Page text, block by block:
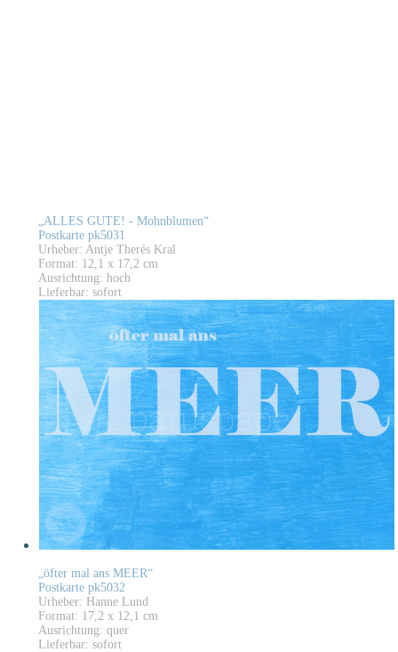
„ALLES GUTE! - Mohnblumen“
Postkarte pk5031
Urheber: Antje Therés Kral
Format: 12,1 x 17,2 cm
Ausrichtung: hoch
Lieferbar: sofort
„öfter mal ans MEER“
Postkarte pk5032
Urheber: Hanne Lund
Format: 17,2 x 12,1 cm
Ausrichtung: quer
Lieferbar: sofort